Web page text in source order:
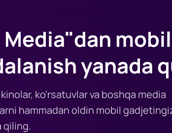
yanada
ko'rsatuvlar va boshqa media
hammadan oldin mobil
qiling.